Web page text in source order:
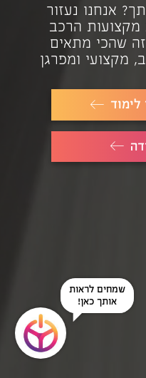
אנחנו נעזור
הרכב
שהכי מתאים
מקצועי ומפרגן
שמחים לראות
אותך כאן!